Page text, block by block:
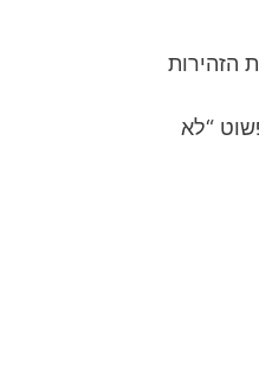
הזהירות
“לא